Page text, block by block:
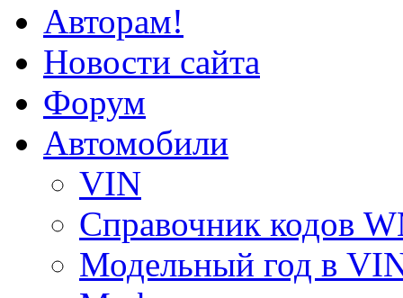
Авторам!
Новости сайта
Форум
Автомобили
VIN
Справочник кодов
Модельный год в